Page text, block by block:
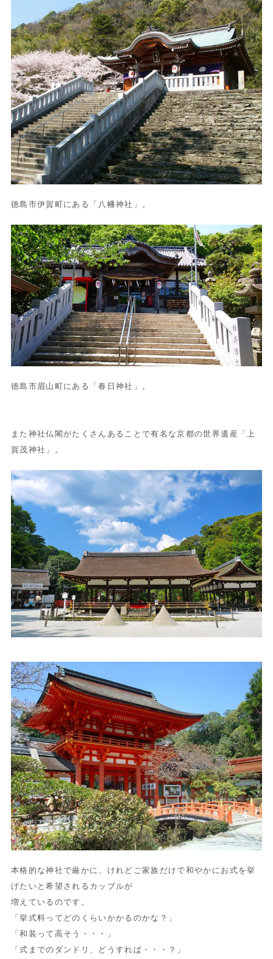
徳島市伊賀町にある「八幡神社」。
徳島市眉山町にある「春日神社」。
また神社仏閣がたくさんあることで有名な京都の世界遺産「上
賀茂神社」。
本格的な神社で厳かに、けれどご家族だけで和やかにお式を挙
げたいと希望されるカップルが
増えているのです。
「挙式料ってどのくらいかかるのかな？」
「和装って高そう・・・」
「式までのダンドリ、どうすれば・・・？」